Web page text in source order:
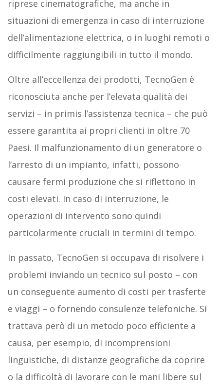
riprese cinematografiche, ma anche in
situazioni di emergenza in caso di interruzione
dell’alimentazione elettrica, o in luoghi remoti o
difficilmente raggiungibili in tutto il mondo.
Oltre all’eccellenza dei prodotti, TecnoGen è
riconosciuta anche per l’elevata qualità dei
servizi – in primis l’assistenza tecnica – che può
essere garantita ai propri clienti in oltre 70
Paesi. Il malfunzionamento di un generatore o
l’arresto di un impianto, infatti, possono
causare fermi produzione che si riflettono in
costi elevati. In caso di interruzione, le
operazioni di intervento sono quindi
particolarmente cruciali in termini di tempo.
In passato, TecnoGen si occupava di risolvere i
problemi inviando un tecnico sul posto – con
un conseguente aumento di costi per trasferte
e viaggi – o fornendo consulenze telefoniche. Si
trattava però di un metodo poco efficiente a
causa, per esempio, di incomprensioni
linguistiche, di distanze geografiche da coprire
o la difficoltà di lavorare con le mani libere sul